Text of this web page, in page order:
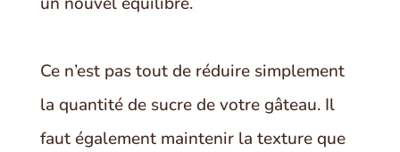
Ce n’est pas tout de réduire simplement
la quantité de sucre de votre gâteau. Il
faut également maintenir la texture que